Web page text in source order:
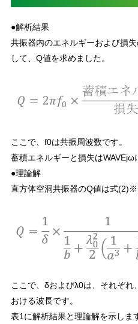
●解析結果
共振器内のエネルギーおよび損
して、Q値を求めました。
ここで、f0は共振周波数です。
蓄積エネルギーと損失はWAVEjω
●理論解
直方体空洞共振器のQ値は式(2)※
ここで、δおよびλ0は、それぞ
おける波長です。
表1に解析結果と理論解を示しま